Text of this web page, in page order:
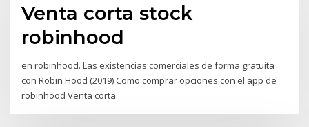
Venta corta stock
robinhood
en robinhood. Las existencias comerciales de forma gratuita
con Robin Hood (2019) Como comprar opciones con el app de
robinhood Venta corta.